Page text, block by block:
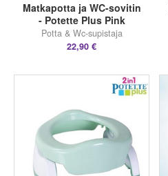
Matkapotta ja WC-sovitin
- Potette Plus Pink
Potta & Wc-supistaja
22,90 €